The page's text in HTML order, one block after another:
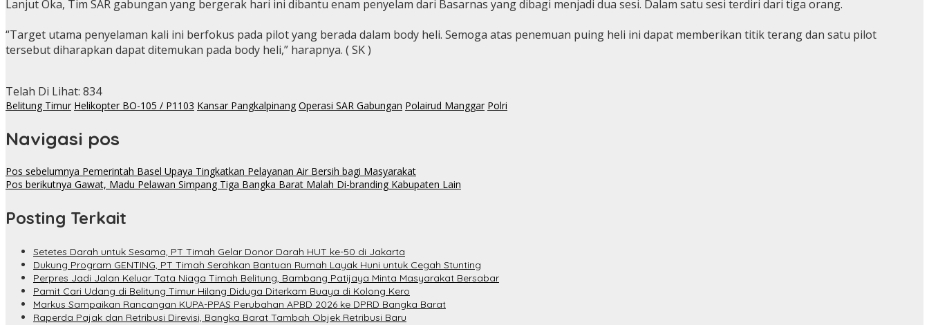
Lanjut Oka, Tim SAR gabungan yang bergerak hari ini dibantu enam penyelam dari Basarnas yang dibagi menjadi dua sesi. Dalam satu sesi terdiri dari tiga orang.
“Target utama penyelaman kali ini berfokus pada pilot yang berada dalam body heli. Semoga atas penemuan puing heli ini dapat memberikan titik terang dan satu pilot
tersebut diharapkan dapat ditemukan pada body heli,” harapnya. ( SK )
Telah Di Lihat: 834
Belitung Timur Helikopter BO-105 / P1103 Kansar Pangkalpinang Operasi SAR Gabungan Polairud Manggar Polri
Navigasi pos
Pos sebelumnya Pemerintah Basel Upaya Tingkatkan Pelayanan Air Bersih bagi Masyarakat
Pos berikutnya Gawat, Madu Pelawan Simpang Tiga Bangka Barat Malah Di-branding Kabupaten Lain
Posting Terkait
Setetes Darah untuk Sesama, PT Timah Gelar Donor Darah HUT ke-50 di Jakarta
Dukung Program GENTING, PT Timah Serahkan Bantuan Rumah Layak Huni untuk Cegah Stunting
Perpres Jadi Jalan Keluar Tata Niaga Timah Belitung, Bambang Patijaya Minta Masyarakat Bersabar
Pamit Cari Udang di Belitung Timur Hilang Diduga Diterkam Buaya di Kolong Kero
Markus Sampaikan Rancangan KUPA-PPAS Perubahan APBD 2026 ke DPRD Bangka Barat
Raperda Pajak dan Retribusi Direvisi, Bangka Barat Tambah Objek Retribusi Baru